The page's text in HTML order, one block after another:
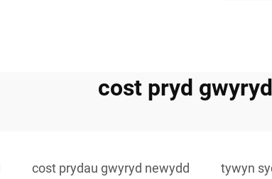
cost pryd
cost prydau gwyryd newydd tywyn